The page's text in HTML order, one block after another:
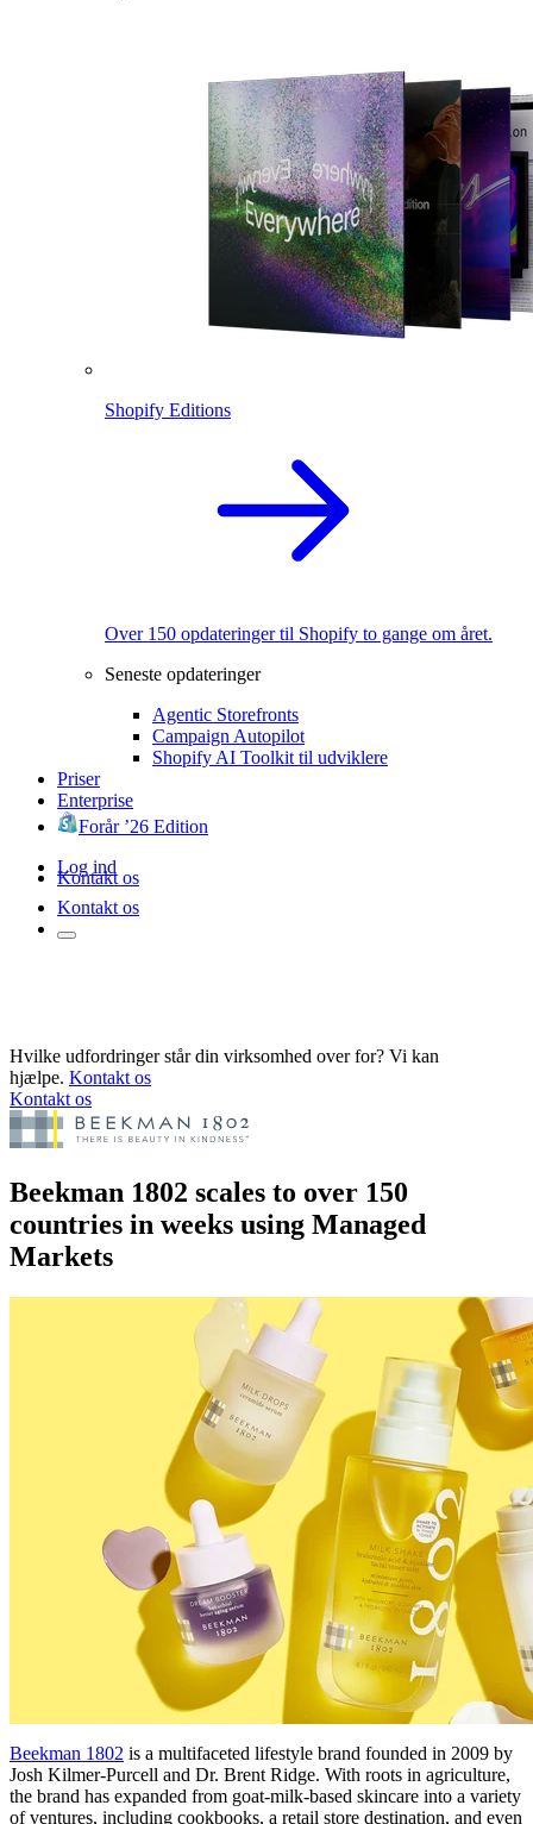
Shopify Editions
Over 150 opdateringer til Shopify to gange om året.
Seneste opdateringer
Agentic Storefronts
Campaign Autopilot
Shopify AI Toolkit til udviklere
Priser
Enterprise
Forår ’26 Edition
Log ind
Kontakt os
Kontakt os
Hvilke udfordringer står din virksomhed over for? Vi kan
hjælpe. Kontakt os
Kontakt os
Beekman 1802 scales to over 150
countries in weeks using Managed
Markets
Beekman 1802 is a multifaceted lifestyle brand founded in 2009 by
Josh Kilmer-Purcell and Dr. Brent Ridge. With roots in agriculture,
the brand has expanded from goat-milk-based skincare into a variety
of ventures, including cookbooks, a retail store destination, and even